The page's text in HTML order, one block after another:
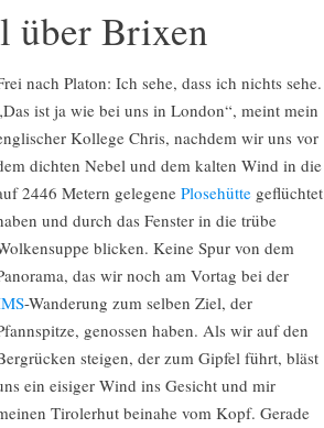
über Brixen
nach Platon: Ich sehe, dass ich nichts sehe.
ist ja wie bei uns in London“, meint mein
Kollege Chris, nachdem wir uns vor
dichten Nebel und dem kalten Wind in die
2446 Metern gelegene Plosehütte geflüchtet
und durch das Fenster in die trübe
blicken. Keine Spur von dem
das wir noch am Vortag bei der
-Wanderung zum selben Ziel, der
genossen haben. Als wir auf den
steigen, der zum Gipfel führt, bläst
ein eisiger Wind ins Gesicht und mir
Tirolerhut beinahe vom Kopf. Gerade